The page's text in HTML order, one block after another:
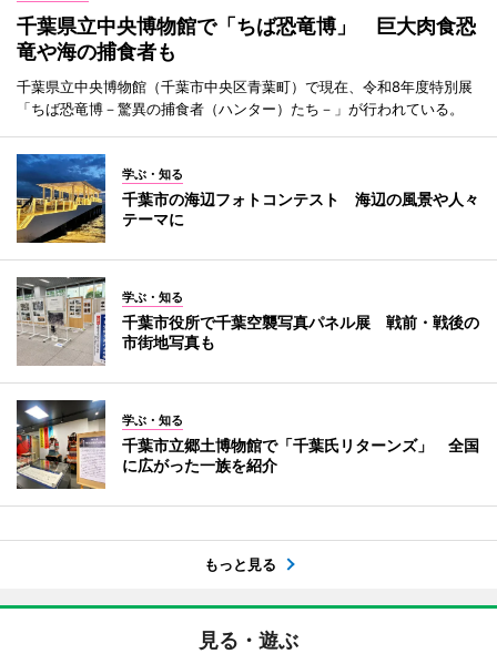
千葉県立中央博物館で「ちば恐竜博」 巨大肉食恐
竜や海の捕食者も
千葉県立中央博物館（千葉市中央区青葉町）で現在、令和8年度特別展
「ちば恐竜博－驚異の捕食者（ハンター）たち－」が行われている。
学ぶ・知る
千葉市の海辺フォトコンテスト 海辺の風景や人々
テーマに
学ぶ・知る
千葉市役所で千葉空襲写真パネル展 戦前・戦後の
市街地写真も
学ぶ・知る
千葉市立郷土博物館で「千葉氏リターンズ」 全国
に広がった一族を紹介
もっと見る
見る・遊ぶ